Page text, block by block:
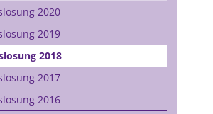
2020
2019
2018
2017
2016